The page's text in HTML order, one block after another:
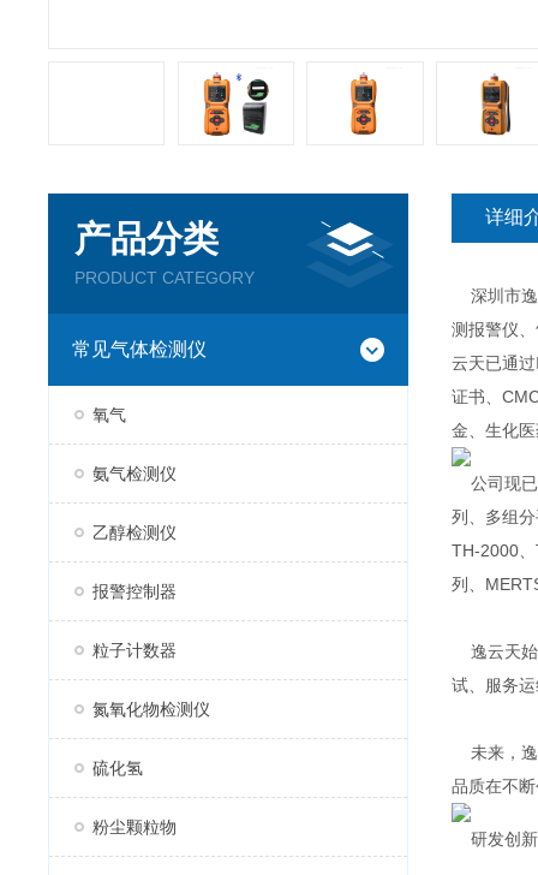
产品分类
PRODUCT CATEGORY
常见气体检测仪
氧气
氨气检测仪
乙醇检测仪
报警控制器
粒子计数器
氮氧化物检测仪
硫化氢
粉尘颗粒物
详细
深圳市逸
测报警仪
云天已通
证书、
金、生化
公司现已
列、多组
TH-2000
列、
逸云天始
试、服务
未来，逸
品质在不
研发创新